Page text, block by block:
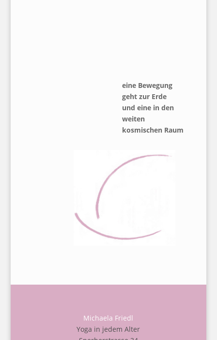
eine Bewegung
geht zur Erde
und eine in den
weiten
kosmischen Raum
Michaela Friedl
Yoga in jedem Alter